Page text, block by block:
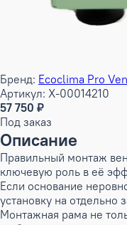
Бренд: Ecoclima Pro
Артикул: X-00014210
57 750 ₽
Под заказ
Описание
Правильный монтаж
ключевую роль в её
Если основание
установку на
Монтажная рама не